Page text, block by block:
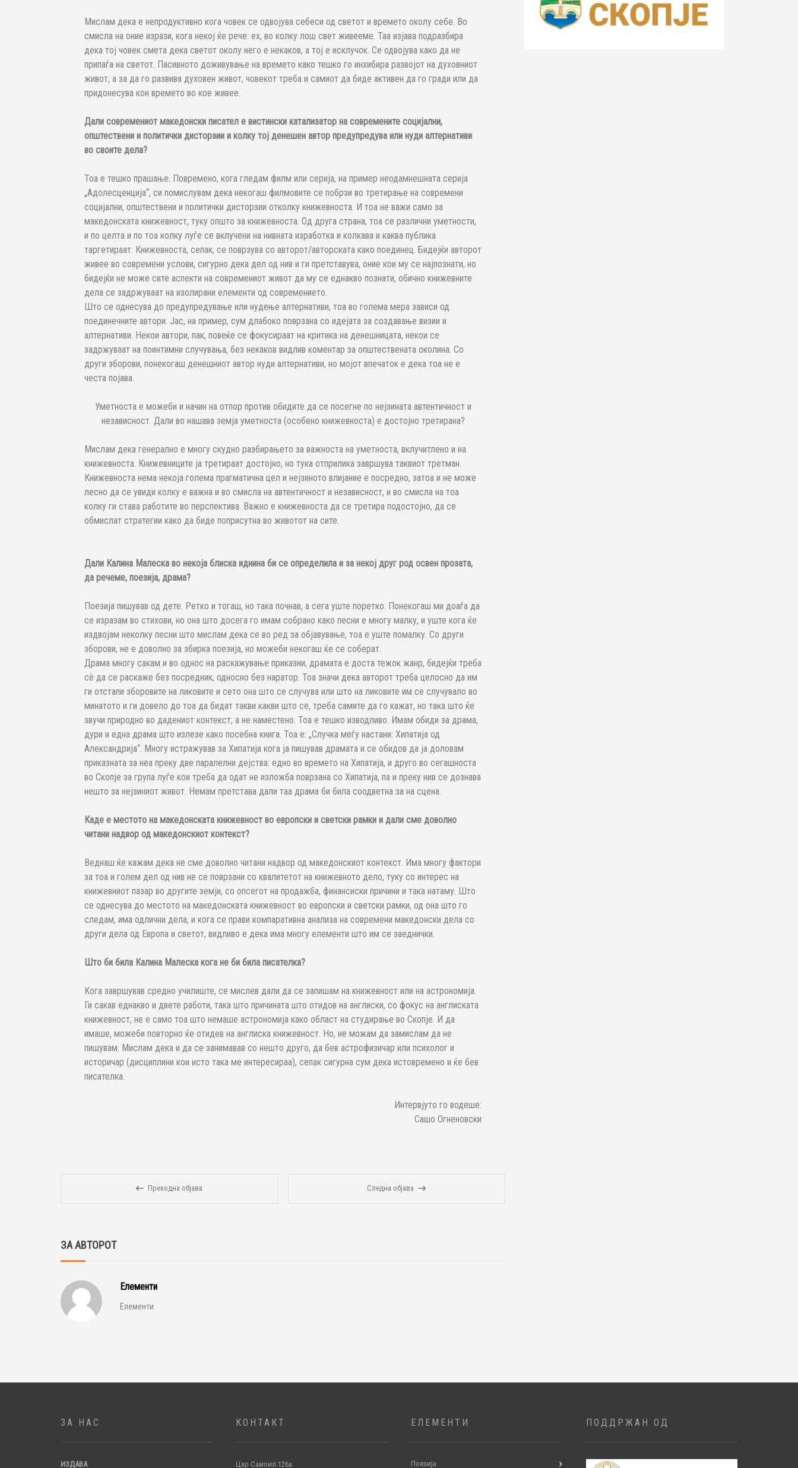
Мислам дека е непродуктивно кога човек се одвојува себеси од светот и времето околу себе. Во
смисла на оние изрази, кога некој ќе рече: ех, во колку лош свет живееме. Таа изјава подразбира
дека тој човек смета дека светот околу него е некаков, а тој е исклучок. Се одвојува како да не
припаѓа на светот. Пасивното доживување на времето како тешко го инхибира развојот на духовниот
живот, а за да го развива духовен живот, човекот треба и самиот да биде активен да го гради или да
придонесува кон времето во кое живее.
Дали современиот македонски писател е вистински катализатор на современите социјални,
општествени и политички дисторзии и колку тој денешен автор предупредува или нуди алтернативи
во своите дела?
Тоа е тешко прашање. Повремено, кога гледам филм или серија, на пример неодамнешната серија
„Адолесценција“, си помислувам дека некогаш филмовите се побрзи во третирање на современи
социјални, општествени и политички дисторзии отколку книжевноста. И тоа не важи само за
македонската книжевност, туку општо за книжевноста. Од друга страна, тоа се различни уметности,
и по целта и по тоа колку луѓе се вклучени на нивната изработка и колкава и каква публика
таргетираат. Книжевноста, сепак, се поврзува со авторот/авторската како поединец. Бидејќи авторот
живее во современи услови, сигурно дека дел од нив и ги претставува, оние кои му се најпознати, но
бидејќи не може сите аспекти на современиот живот да му се еднакво познати, обично книжевните
дела се задржуваат на изолирани елементи од современието.
Што се однесува до предупредување или нудење алтернативи, тоа во голема мера зависи од
поединечните автори. Јас, на пример, сум длабоко поврзана со идејата за создавање визии и
алтернативи. Некои автори, пак, повеќе се фокусираат на критика на денешницата, некои се
задржуваат на поинтимни случувања, без некаков видлив коментар за општествената околина. Со
други зборови, понекогаш денешниот автор нуди алтернативи, но мојот впечаток е дека тоа не е
честа појава.
Уметноста е можеби и начин на отпор против обидите да се посегне по нејзината автентичност и
независност. Дали во нашава земја уметноста (особено книжевноста) е достојно третирана?
Мислам дека генерално е многу скудно разбирањето за важноста на уметноста, вклучитлено и на
книжевноста. Книжевниците ја третираат достојно, но тука отприлика завршува таквиот третман.
Книжевноста нема некоја голема прагматична цел и нејзиното влијание е посредно, затоа и не може
лесно да се увиди колку е важна и во смисла на автентичност и независност, и во смисла на тоа
колку ги става работите во перспектива. Важно е книжевноста да се третира подостојно, да се
обмислат стратегии како да биде поприсутна во животот на сите.
Дали Калина Малеска во некоја блиска иднина би се определила и за некој друг род освен прозата,
да речеме, поезија, драма?
Поезија пишував од дете. Ретко и тогаш, но така почнав, а сега уште поретко. Понекогаш ми доаѓа да
се изразам во стихови, но она што досега го имам собрано како песни е многу малку, и уште кога ќе
издвојам неколку песни што мислам дека се во ред за објавување, тоа е уште помалку. Со други
зборови, не е доволно за збирка поезија, но можеби некогаш ќе се соберат.
Драма многу сакам и во однос на раскажување приказни, драмата е доста тежок жанр, бидејќи треба
сѐ да се раскаже без посредник, односно без наратор. Тоа значи дека авторот треба целосно да им
ги отстапи зборовите на ликовите и сето она што се случува или што на ликовите им се случувало во
минатото и ги довело до тоа да бидат такви какви што се, треба самите да го кажат, но така што ќе
звучи природно во дадениот контекст, а не наместено. Тоа е тешко изводливо. Имам обиди за драма,
дури и една драма што излезе како посебна книга. Тоа е: „Случка меѓу настани: Хипатија од
Александрија“. Многу истражував за Хипатија кога ја пишував драмата и се обидов да ја доловам
приказната за неа преку две паралелни дејства: едно во времето на Хипатија, и друго во сегашноста
во Скопје за група луѓе кои треба да одат не изложба поврзана со Хипатија, па и преку нив се дознава
нешто за нејзиниот живот. Немам претстава дали таа драма би била соодветна за на сцена.
Каде е местото на македонската книжевност во европски и светски рамки и дали сме доволно
читани надвор од македонскиот контекст?
Веднаш ќе кажам дека не сме доволно читани надвор од македонскиот контекст. Има многу фактори
за тоа и голем дел од нив не се поврзани со квалитетот на книжевното дело, туку со интерес на
книжевниот пазар во другите земји, со опсегот на продажба, финансиски причини и така натаму. Што
се однесува до местото на македонската книжевност во европски и светски рамки, од она што го
следам, има одлични дела, и кога се прави компаративна анализа на современи македонски дела со
други дела од Европа и светот, видливо е дека има многу елементи што им се заеднички.
Што би била Калина Малеска кога не би била писателка?
Кога завршував средно училиште, се мислев дали да се запишам на книжевност или на астрономија.
Ги сакав еднакво и двете работи, така што причината што отидов на англиски, со фокус на англиската
книжевност, не е само тоа што немаше астрономија како област на студирање во Скопје. И да
имаше, можеби повторно ќе отидев на англиска книжевност. Но, не можам да замислам да не
пишувам. Мислам дека и да се занимавав со нешто друго, да бев астрофизичар или психолог и
историчар (дисциплини кои исто така ме интересираа), сепак сигурна сум дека истовремено и ќе бев
писателка.
Интервјуто го водеше:
Сашо Огненовски
Преходна објава Следна објава
ЗА АВТОРОТ
Елементи
Елементи
ЗА НАС
ИЗДАВА
КОНТАКТ
Цар Самоил 126а
ЕЛЕМЕНТИ
Поезија
ПОДДРЖАН ОД